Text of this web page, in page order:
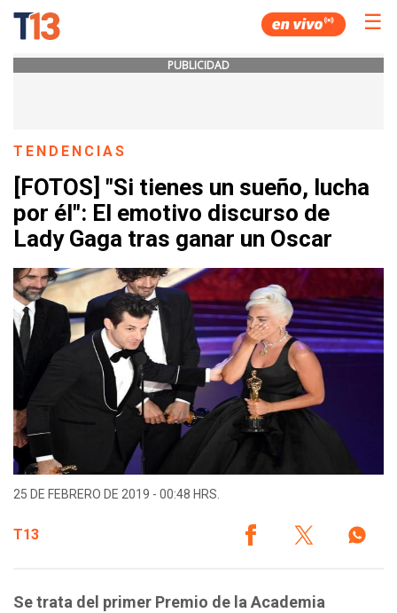
☰
PUBLICIDAD
TENDENCIAS
[FOTOS] "Si tienes un sueño, lucha
por él": El emotivo discurso de
Lady Gaga tras ganar un Oscar
25 DE FEBRERO DE 2019 - 00:48 HRS.
T13
Se trata del primer Premio de la Academia